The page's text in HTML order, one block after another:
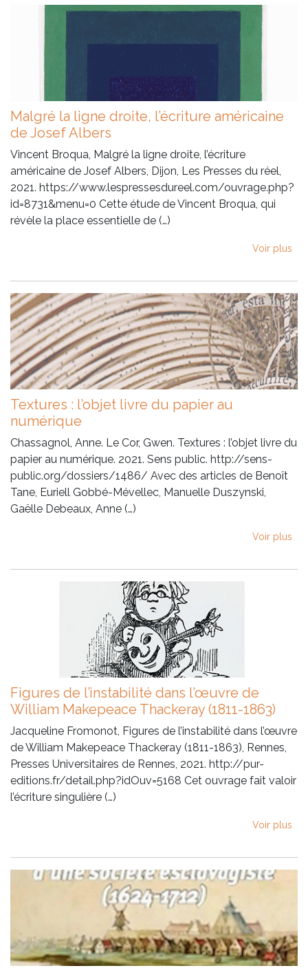
Malgré la ligne droite, l’écriture américaine
de Josef Albers
Vincent Broqua, Malgré la ligne droite, l’écriture
américaine de Josef Albers, Dijon, Les Presses du réel,
2021. https://www.lespressesdureel.com/ouvrage.php?
id=8731&menu=0 Cette étude de Vincent Broqua, qui
révèle la place essentielle de (…)
Voir plus
Textures : l’objet livre du papier au
numérique
Chassagnol, Anne. Le Cor, Gwen. Textures : l’objet livre du
papier au numérique. 2021. Sens public. http://sens-
public.org/dossiers/1486/ Avec des articles de Benoît
Tane, Euriell Gobbé-Mévellec, Manuelle Duszynski,
Gaëlle Debeaux, Anne (…)
Voir plus
Figures de l’instabilité dans l’œuvre de
William Makepeace Thackeray (1811-1863)
Jacqueline Fromonot, Figures de l’instabilité dans l’œuvre
de William Makepeace Thackeray (1811-1863), Rennes,
Presses Universitaires de Rennes, 2021. http://pur-
editions.fr/detail.php?idOuv=5168 Cet ouvrage fait valoir
l’écriture singulière (…)
Voir plus